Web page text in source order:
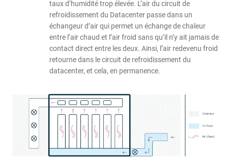
taux d’humidité trop élevée. L’air du circuit de
refroidissement du Datacenter passe dans un
échangeur d’air qui permet un échange de chaleur
entre l’air chaud et l’air froid sans qu’il n’y ait jamais de
contact direct entre les deux. Ainsi, l’air redevenu froid
retourne dans le circuit de refroidissement du
datacenter, et cela, en permanence.